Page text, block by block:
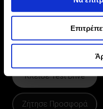
Σύστημα Συνδεσιμότητας
Διαμόρφωση
Κλείσε Test Drive
Ζήτησε Προσφορά